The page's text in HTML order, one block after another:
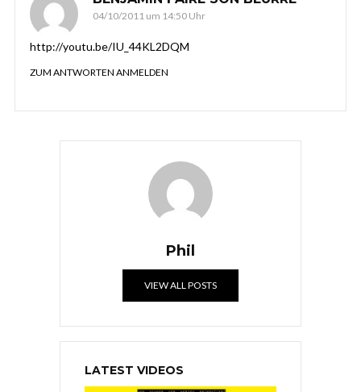
04/10/2011 um 14:50 Uhr
http://youtu.be/IU_44KL2DQM
ZUM ANTWORTEN ANMELDEN
Phil
VIEW ALL POSTS
LATEST VIDEOS